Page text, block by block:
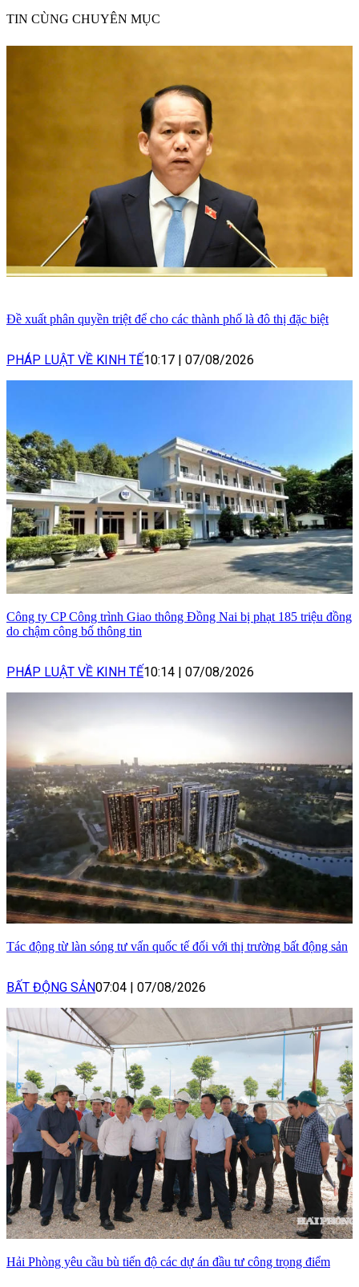
TIN CÙNG CHUYÊN MỤC
Đề xuất phân quyền triệt để cho các thành phố là đô thị đặc biệt
PHÁP LUẬT VỀ KINH TẾ10:17 07/08/2026
Công ty CP Công trình Giao thông Đồng Nai bị phạt 185 triệu đồng
do chậm công bố thông tin
PHÁP LUẬT VỀ KINH TẾ10:14 | 07/08/2026
Tác động từ làn sóng tư vấn quốc tế đối với thị trường bất động sản
BẤT ĐỘNG SẢN07:04 | 07/08/2026
Hải Phòng yêu cầu bù tiến độ các dự án đầu tư công trọng điểm